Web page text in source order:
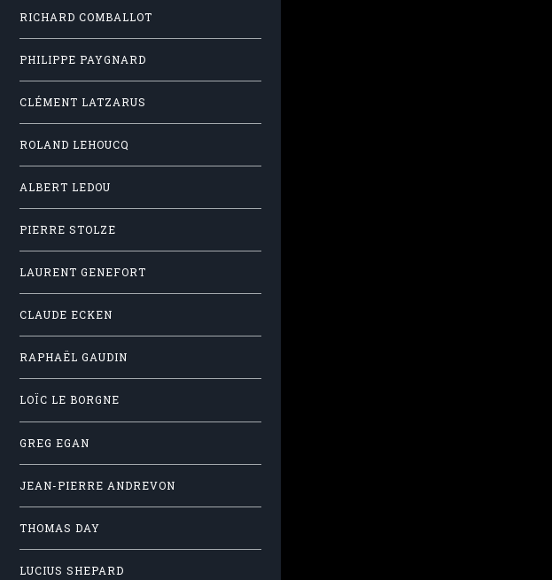
RICHARD COMBALLOT
PHILIPPE PAYGNARD
CLÉMENT LATZARUS
ROLAND LEHOUCQ
ALBERT LEDOU
PIERRE STOLZE
LAURENT GENEFORT
CLAUDE ECKEN
RAPHAËL GAUDIN
LOÏC LE BORGNE
GREG EGAN
JEAN-PIERRE ANDREVON
THOMAS DAY
LUCIUS SHEPARD